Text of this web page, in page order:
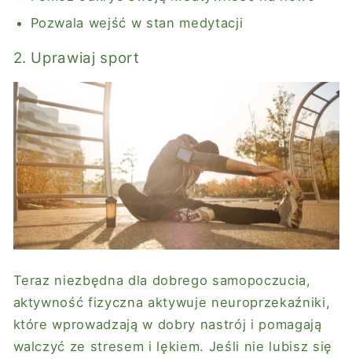
Pozwala wejść w stan medytacji
2. Uprawiaj sport
Teraz niezbędna dla dobrego samopoczucia,
aktywność fizyczna aktywuje neuroprzekaźniki,
które wprowadzają w dobry nastrój i pomagają
walczyć ze stresem i lękiem. Jeśli nie lubisz się